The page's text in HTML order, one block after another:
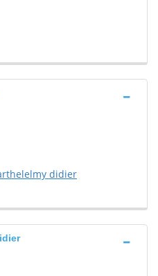
didier